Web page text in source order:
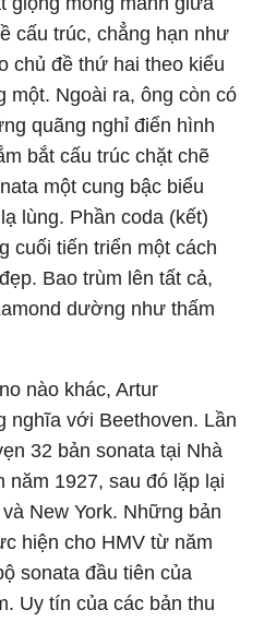
cấu trúc, chẳng hạn như
chủ đề thứ hai theo kiểu
Ngoài ra, ông còn có
quãng nghỉ điển hình
bắt cấu trúc chặt chẽ
một cung bậc biểu
lùng. Phần coda (kết)
cuối tiến triển một cách
Bao trùm lên tất cả,
dường như thấm
nào khác, Artur
nghĩa với Beethoven. Lần
32 bản sonata tại Nhà
năm 1927, sau đó lặp lại
New York. Những bản
hiện cho HMV từ năm
sonata đầu tiên của
Uy tín của các bản thu